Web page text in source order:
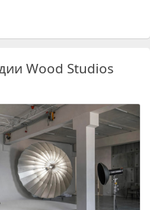
Wood Studios